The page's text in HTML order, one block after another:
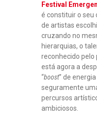
Festival
é constituir o
de artistas
cruzando no
hierarquias, o
reconhecido pelo
está agora a
“boost” de
seguramente
percursos
ambiciosos.